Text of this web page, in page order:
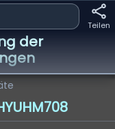
Teilen
der